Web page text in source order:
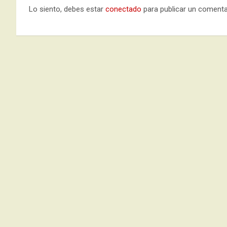
Lo siento, debes estar conectado para publicar un